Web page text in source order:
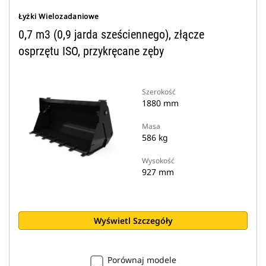
Łyżki Wielozadaniowe
0,7 m3 (0,9 jarda sześciennego), złącze
osprzętu ISO, przykręcane zęby
Szerokość
1880 mm
Masa
586 kg
Wysokość
927 mm
Wyświetl Szczegóły
Porównaj modele